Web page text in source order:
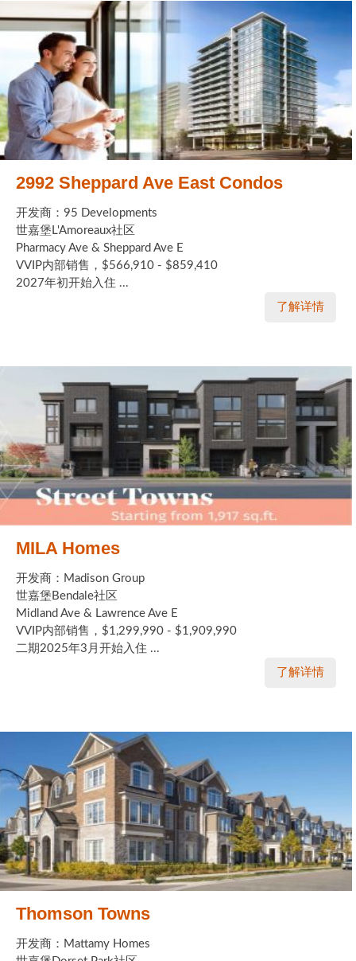
2992 Sheppard Ave East Condos
开发商：95 Developments
世嘉堡L'Amoreaux社区
Pharmacy Ave & Sheppard Ave E
VVIP内部销售，$566,910 - $859,410
2027年初开始入住 ...
了解详情
MILA Homes
开发商：Madison Group
世嘉堡Bendale社区
Midland Ave & Lawrence Ave E
VVIP内部销售，$1,299,990 - $1,909,990
二期2025年3月开始入住 ...
了解详情
Thomson Towns
开发商：Mattamy Homes